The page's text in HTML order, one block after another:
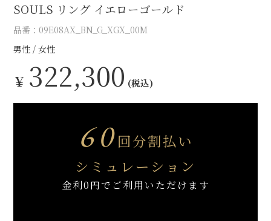
SOULS リング イエローゴールド
品番：09E08AX_BN_G_XGX_00M
男性
女性
￥ 322,300 (税込)
60回分割払い
シミュレーション
金利0円でご利用いただけます